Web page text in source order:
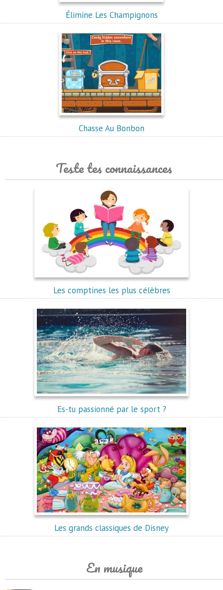
Élimine Les Champignons
Chasse Au Bonbon
Teste tes connaissances
Les comptines les plus célèbres
Es-tu passionné par le sport ?
Les grands classiques de Disney
En musique